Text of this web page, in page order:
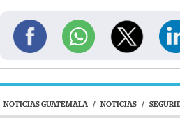
NOTICIAS GUATEMALA / NOTICIAS /